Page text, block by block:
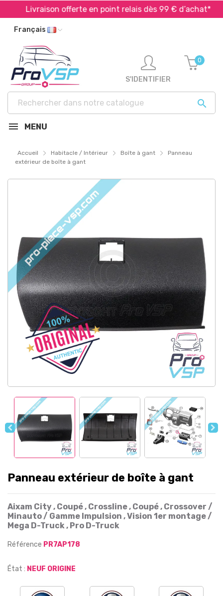
Livraison offerte en point relais dès 99 € d’achat*
Français

S'IDENTIFIER
0
MENU
Accueil Habitacle / Intérieur Boîte à gant
Panneau
extérieur de boîte à gant
Panneau extérieur de boîte à gant
Aixam City , Coupé , Crossline , Coupé , Crossover /
Minauto / Gamme Impulsion , Vision 1er montage /
Mega D-Truck , Pro D-Truck
Référence PR7AP178
État : NEUF ORIGINE